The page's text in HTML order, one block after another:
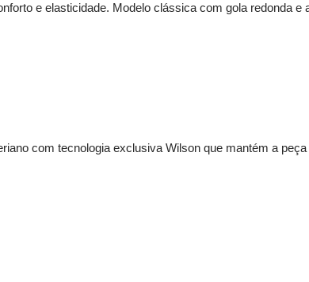
e elasticidade. Modelo clássica com gola redonda e
com tecnologia exclusiva Wilson que mantém a